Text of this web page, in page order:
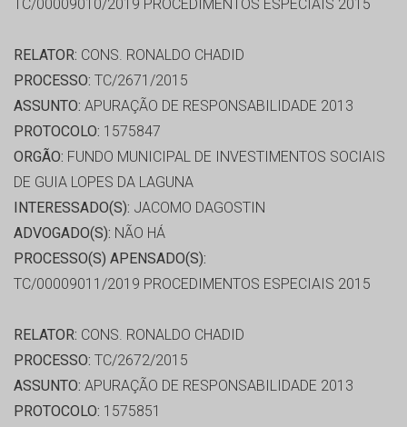
TC/00009010/2019 PROCEDIMENTOS ESPECIAIS 2015
RELATOR: CONS. RONALDO CHADID
PROCESSO: TC/2671/2015
ASSUNTO: APURAÇÃO DE RESPONSABILIDADE 2013
PROTOCOLO: 1575847
ORGÃO: FUNDO MUNICIPAL DE INVESTIMENTOS SOCIAIS
DE GUIA LOPES DA LAGUNA
INTERESSADO(S): JACOMO DAGOSTIN
ADVOGADO(S): NÃO HÁ
PROCESSO(S) APENSADO(S):
TC/00009011/2019 PROCEDIMENTOS ESPECIAIS 2015
RELATOR: CONS. RONALDO CHADID
PROCESSO: TC/2672/2015
ASSUNTO: APURAÇÃO DE RESPONSABILIDADE 2013
PROTOCOLO: 1575851